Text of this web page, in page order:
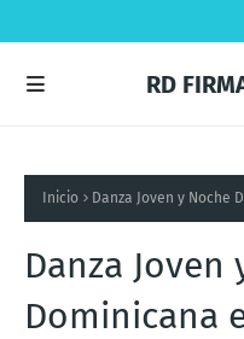
RD
Inicio Danza Joven y Noche
Danza Joven
Dominicana